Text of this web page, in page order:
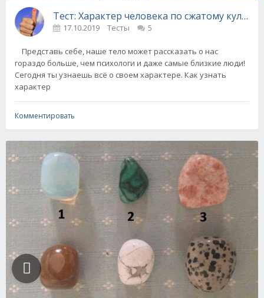
Тест: Характер человека по сжатому
17.10.2019 Тесты 5
Представь себе, наше тело может рассказать о нас
гораздо больше, чем психологи и даже самые близкие люди!
Сегодня ты узнаешь всё о своем характере. Как узнать
характер
Комментировать